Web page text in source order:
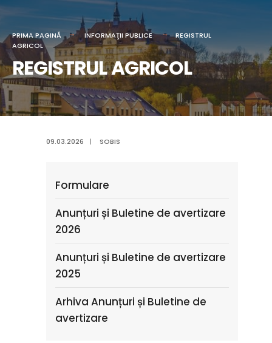
PRIMA PAGINĂ INFORMAŢII PUBLICE
REGISTRUL
AGRICOL
REGISTRUL AGRICOL
09.03.2026 | SOBIS
Formulare
Anunțuri și Buletine de avertizare
2026
Anunțuri și Buletine de avertizare
2025
Arhiva Anunțuri și Buletine de
avertizare